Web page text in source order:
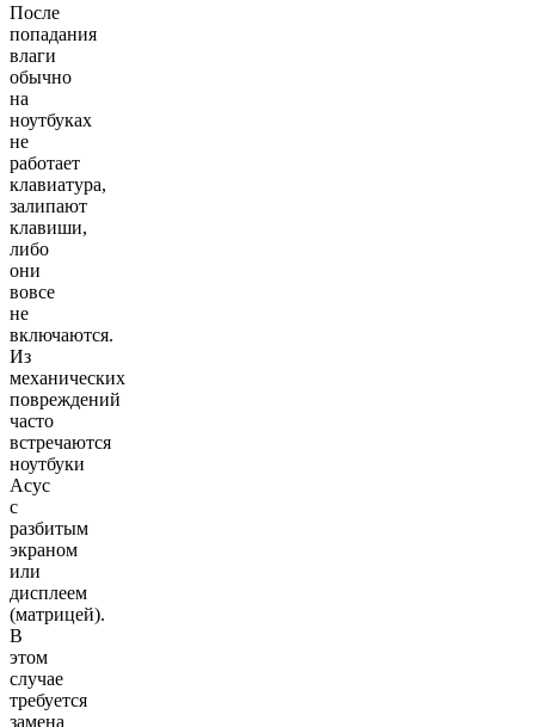
После
попадания
влаги
обычно
на
ноутбуках
не
работает
клавиатура,
залипают
клавиши,
либо
они
вовсе
не
включаются.
Из
механических
повреждений
часто
встречаются
ноутбуки
Асус
с
разбитым
экраном
или
дисплеем
(матрицей).
В
этом
случае
требуется
замена